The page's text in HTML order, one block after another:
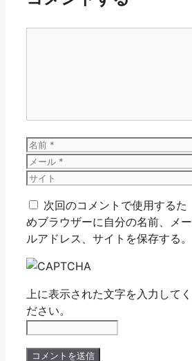
名
前
メ
ー
サ
ト 次回のコメントで使用するた
めブラウザーに自分の名前、メー
ルアドレス、サイトを保存する。
上に表示された文字を入力してく
ださい。